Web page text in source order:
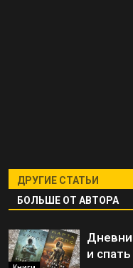
ДРУГИЕ СТАТЬИ
БОЛЬШЕ ОТ АВТОРА
и спать